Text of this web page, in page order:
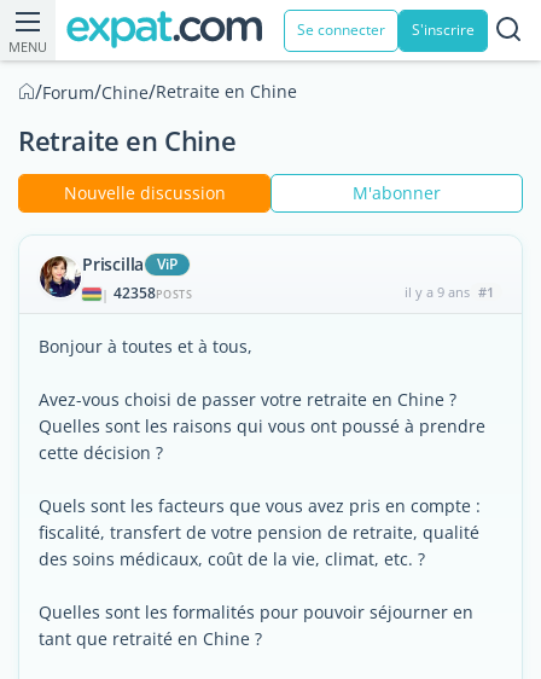
MENU
Se connecter S'inscrire
/Forum/Chine/Retraite en Chine
Retraite en Chine
Nouvelle discussion M'abonner
Priscilla ViP
| 42358POSTS il y a 9 ans #1
Bonjour à toutes et à tous,
Avez-vous choisi de passer votre retraite en Chine ?
Quelles sont les raisons qui vous ont poussé à prendre
cette décision ?
Quels sont les facteurs que vous avez pris en compte :
fiscalité, transfert de votre pension de retraite, qualité
des soins médicaux, coût de la vie, climat, etc. ?
Quelles sont les formalités pour pouvoir séjourner en
tant que retraité en Chine ?